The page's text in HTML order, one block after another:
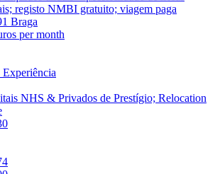
registo NMBI gratuito; viagem paga
Braga
per month
Experiência
NHS & Privados de Prestígio; Relocation